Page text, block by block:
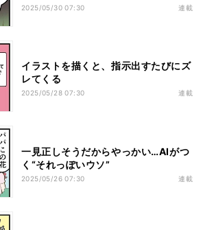
2025/05/30 07:30 連載
イラストを描くと、指示出すたびにズ
レてくる
2025/05/28 07:30 連載
一見正しそうだからやっかい…AIがつ
く“それっぽいウソ”
2025/05/26 07:30 連載